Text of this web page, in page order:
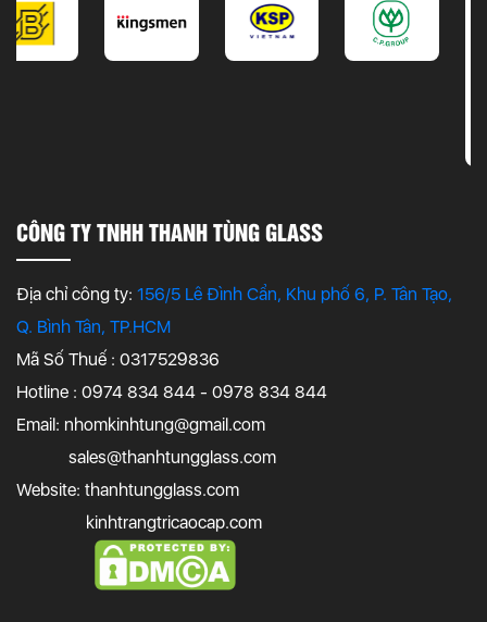
CÔNG TY TNHH THANH TÙNG GLASS
Địa chỉ công ty: 156/5 Lê Đình Cẩn, Khu phố 6, P. Tân Tạo,
Q. Bình Tân, TP.HCM
Mã Số Thuế : 0317529836
Hotline : 0974 834 844 - 0978 834 844
Email: nhomkinhtung@gmail.com
sales@thanhtungglass.com
Website: thanhtungglass.com
kinhtrangtricaocap.com